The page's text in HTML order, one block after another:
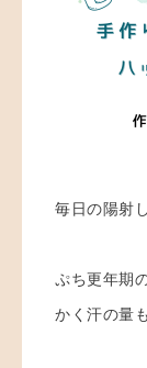
毎日の陽射
ぷち更年期
かく汗の量